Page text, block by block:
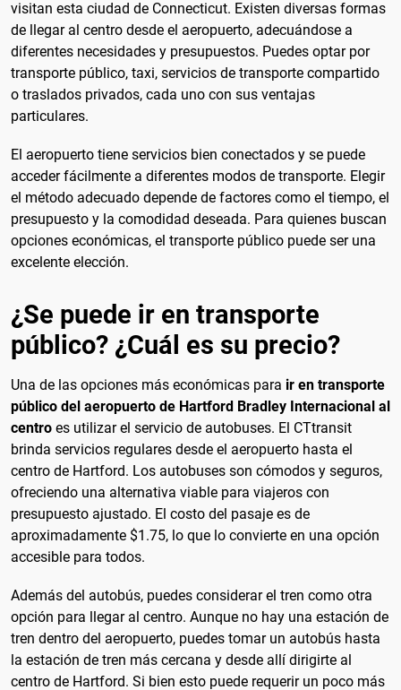
visitan esta ciudad de Connecticut. Existen diversas formas
de llegar al centro desde el aeropuerto, adecuándose a
diferentes necesidades y presupuestos. Puedes optar por
transporte público, taxi, servicios de transporte compartido
o traslados privados, cada uno con sus ventajas
particulares.
El aeropuerto tiene servicios bien conectados y se puede
acceder fácilmente a diferentes modos de transporte. Elegir
el método adecuado depende de factores como el tiempo, el
presupuesto y la comodidad deseada. Para quienes buscan
opciones económicas, el transporte público puede ser una
excelente elección.
¿Se puede ir en transporte
público? ¿Cuál es su precio?
Una de las opciones más económicas para ir en transporte
público del aeropuerto de Hartford Bradley Internacional al
centro es utilizar el servicio de autobuses. El CTtransit
brinda servicios regulares desde el aeropuerto hasta el
centro de Hartford. Los autobuses son cómodos y seguros,
ofreciendo una alternativa viable para viajeros con
presupuesto ajustado. El costo del pasaje es de
aproximadamente $1.75, lo que lo convierte en una opción
accesible para todos.
Además del autobús, puedes considerar el tren como otra
opción para llegar al centro. Aunque no hay una estación de
tren dentro del aeropuerto, puedes tomar un autobús hasta
la estación de tren más cercana y desde allí dirigirte al
centro de Hartford. Si bien esto puede requerir un poco más